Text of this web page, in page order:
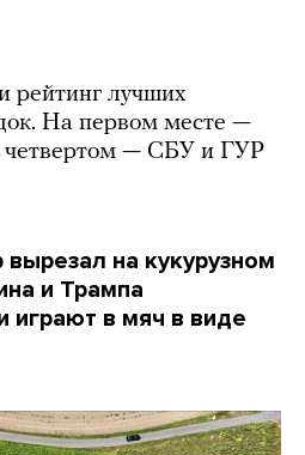
рейтинг лучших
На первом месте —
четвертом — СБУ и ГУР
на кукурузном
и Трампа
играют в мяч в виде